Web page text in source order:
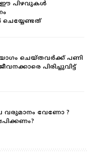
ഈ പിഴവുകൾ
ചെയ്യേണ്ടത്
ചെയ്തവര്‍ക്ക് പണി
പിരിച്ചുവിട്ട്
വരുമാനം വേണോ ?